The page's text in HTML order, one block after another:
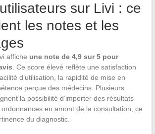
sur Livi : ce
les notes et les
affiche une note de 4,9 sur 5 pour
. Ce score élevé reflète une satisfaction
d’utilisation, la rapidité de mise en
perçue des médecins. Plusieurs
la possibilité d’importer des résultats
ordonnances en amont de la consultation, ce
du diagnostic.